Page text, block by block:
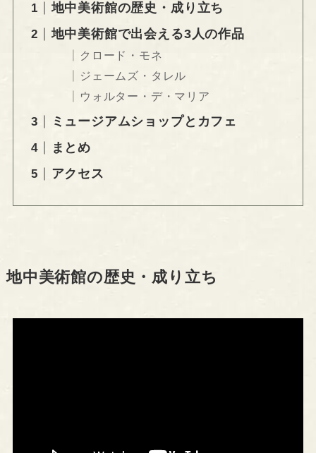
地中美術館の歴史・成り立ち
地中美術館で出会える3人の作品
クロード・モネ
ジェームズ・タレル
ウォルター・デ・マリア
ミュージアムショップとカフェ
まとめ
アクセス
地中美術館の歴史・成り立ち